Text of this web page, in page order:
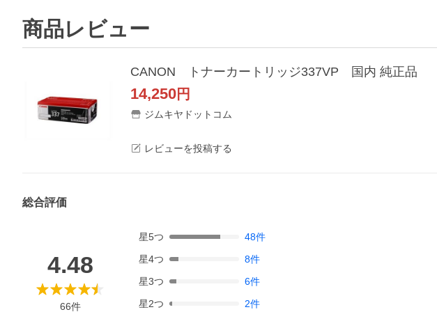
商品レビュー
CANON トナーカートリッジ337VP 国内 純正品
14,250円
ジムキヤドットコム
レビューを投稿する
総合評価
4.48
66件
星5つ 48件
星4つ 8件
星3つ 6件
星2つ 2件